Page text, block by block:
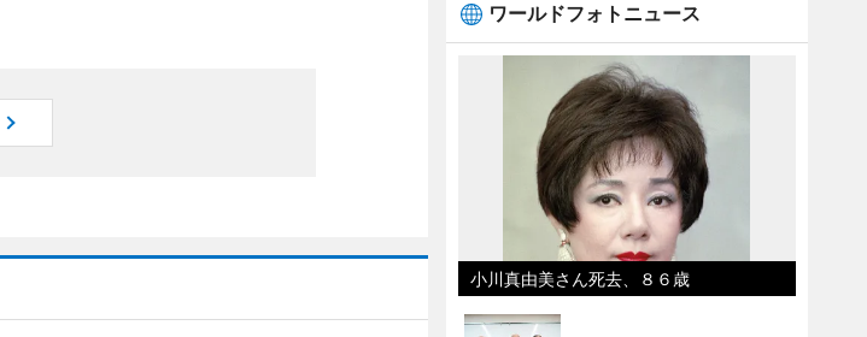
ワールドフォトニュース
小川真由美さん死去、８６歳